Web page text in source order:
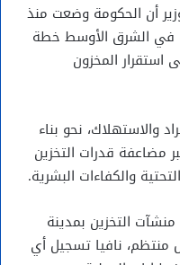
أن الحكومة وضعت منذ
في الشرق الأوسط خطة
استقرار المخزون
والاستهلاك، نحو بناء
مضاعفة قدرات التخزين
والكفاءات البشرية.
التخزين بمدينة
نافيا تسجيل أي